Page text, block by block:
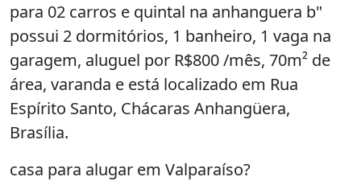
para 02 carros e quintal na anhanguera b"
possui 2 dormitórios, 1 banheiro, 1 vaga na
garagem, aluguel por R$800 /mês, 70m² de
área, varanda e está localizado em Rua
Espírito Santo, Chácaras Anhangüera,
Brasília.
casa para alugar em Valparaíso?